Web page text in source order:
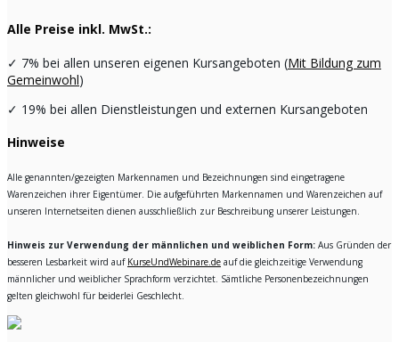
Alle Preise inkl. MwSt.:
✓ 7% bei allen unseren eigenen Kursangeboten (Mit Bildung zum
Gemeinwohl)
✓ 19% bei allen Dienstleistungen und externen Kursangeboten
Hinweise
Alle genannten/gezeigten Markennamen und Bezeichnungen sind eingetragene
Warenzeichen ihrer Eigentümer. Die aufgeführten Markennamen und Warenzeichen auf
unseren Internetseiten dienen ausschließlich zur Beschreibung unserer Leistungen.
Hinweis zur Verwendung der männlichen und weiblichen Form: Aus Gründen der
besseren Lesbarkeit wird auf KurseUndWebinare.de auf die gleichzeitige Verwendung
männlicher und weiblicher Sprachform verzichtet. Sämtliche Personenbezeichnungen
gelten gleichwohl für beiderlei Geschlecht.